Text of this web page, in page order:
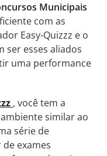
Municipais
com as
Easy-Quizzz e o
ser esses aliados
uma performance
, você tem a
similar ao
série de
exames